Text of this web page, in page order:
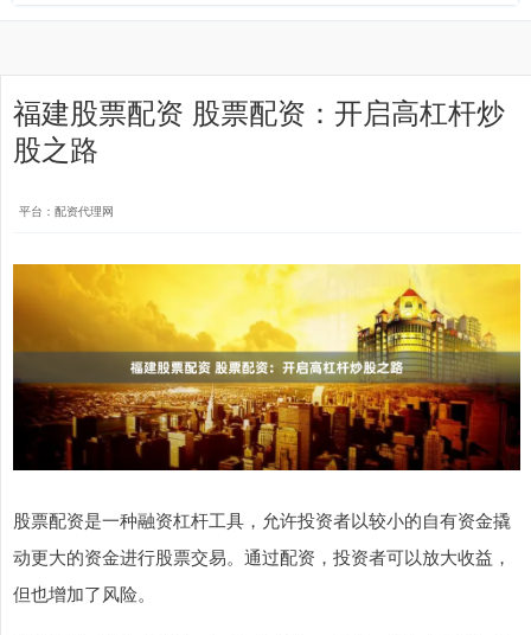
福建股票配资 股票配资：开启高杠杆炒
股之路
平台：配资代理网
股票配资是一种融资杠杆工具，允许投资者以较小的自有资金撬
动更大的资金进行股票交易。通过配资，投资者可以放大收益，
但也增加了风险。